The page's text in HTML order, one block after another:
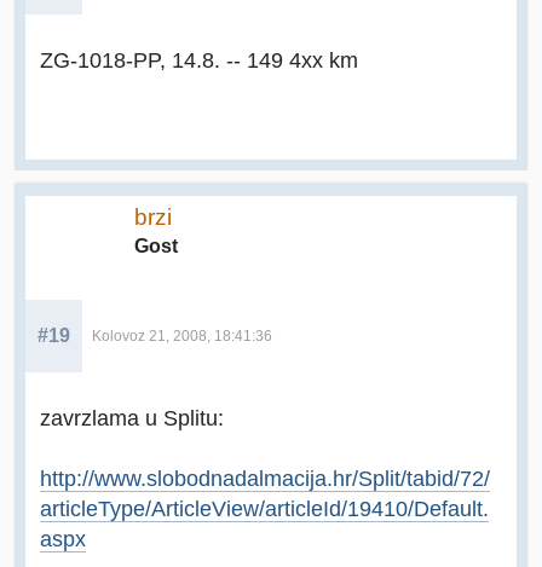
ZG-1018-PP, 14.8. -- 149 4xx km
brzi
Gost
#19 Kolovoz 21, 2008, 18:41:36
zavrzlama u Splitu:
http://www.slobodnadalmacija.hr/Split/tabid/72/
articleType/ArticleView/articleId/19410/Default.
aspx